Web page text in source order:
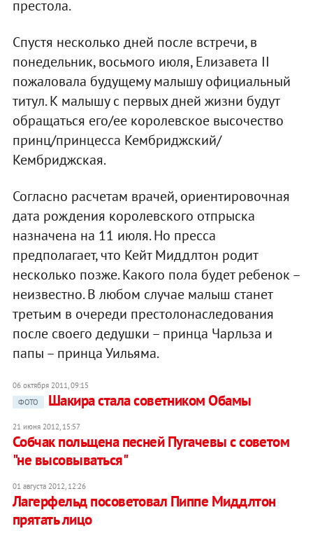
престола.
Спустя несколько дней после встречи, в
понедельник, восьмого июля, Елизавета II
пожаловала будущему малышу официальный
титул. К малышу с первых дней жизни будут
обращаться его/ее королевское высочество
принц/принцесса Кембриджский/
Кембриджская.
Согласно расчетам врачей, ориентировочная
дата рождения королевского отпрыска
назначена на 11 июля. Но пресса
предполагает, что Кейт Миддлтон родит
несколько позже. Какого пола будет ребенок –
неизвестно. В любом случае малыш станет
третьим в очереди престолонаследования
после своего дедушки – принца Чарльза и
папы – принца Уильяма.
06 октября 2011, 09:15
ФОТО
Шакира стала советником Обамы
21 июня 2012, 15:57
Собчак польщена песней Пугачевы с советом
"не высовываться"
01 августа 2012, 12:26
Лагерфельд посоветовал Пиппе Миддлтон
прятать лицо